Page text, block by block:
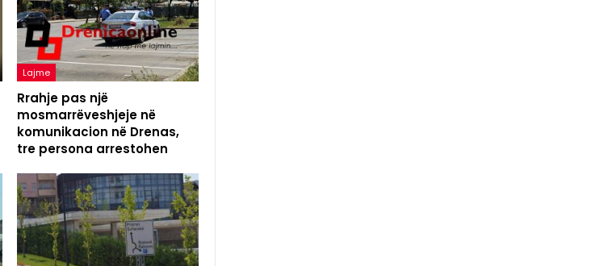
Lajme
Rrahje pas një
mosmarrëveshjeje në
komunikacion në Drenas,
tre persona arrestohen